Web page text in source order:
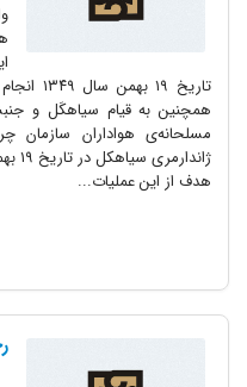
تاریخ ۱۹
همچنین به قیام سیاهکَل و
مسلحانه‌ی هواداران سازمان
هدف از این عملیات...